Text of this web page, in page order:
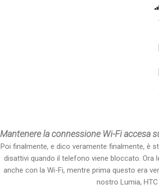
Mantenere la connessione Wi-Fi accesa
Poi finalmente, e dico veramente finalmente, è
disattivi quando il telefono viene bloccato.
anche con la Wi-Fi, mentre prima questo era
nostro Lumia,